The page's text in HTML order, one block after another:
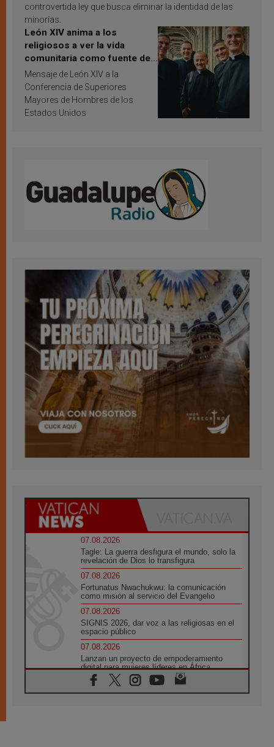
controvertida ley que busca eliminar la identidad de las
minorías.
León XIV anima a los
religiosos a ver la vida
comunitaria como fuente de
inspiración y santificación
Mensaje de León XIV a la
Conferencia de Superiores
Mayores de Hombres de los
Estados Unidos
07.08.2026
Tagle: La guerra desfigura el mundo, solo la
revelación de Dios lo transfigura
07.08.2026
Fortunatus Nwachukwu: la comunicación
como misión al servicio del Evangelio
07.08.2026
SIGNIS 2026, dar voz a las religiosas en el
espacio público
07.08.2026
Lanzan un proyecto de empoderamiento
digital para mujeres líderes en África
07.08.2026
Programa oficial del Viaje Apostólico del